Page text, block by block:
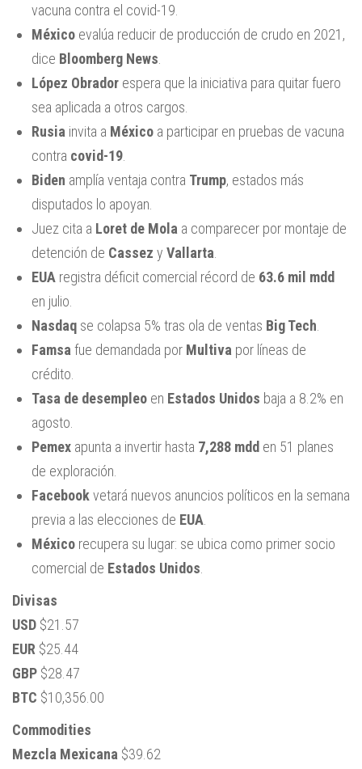
vacuna contra el covid-19.
Méxicoevalúa reducir de producción de crudo en 2021,
dice Bloomberg News
López Obradorespera que la iniciativa para quitar fuero
sea aplicada a otros cargos.
Rusia invita a Méxicoa participar en pruebas de vacuna
contra covid-19.
Biden amplía ventaja contra Trump, estados más
disputados lo apoyan.
Juez cita a Loret de Mola a comparecer por montaje de
detención de Cassez y Vallarta
EUAregistra déficit comercial récord de 63.6 mil mdd
en julio.
Nasdaqse colapsa 5% tras ola de ventas Big Tech
Famsa fue demandada por Multiva por líneas de
crédito.
Tasa de desempleoen Estados Unidos baja a 8.2% en
agosto.
Pemexapunta a invertir hasta 7,288 mdd en 51 planes
de exploración.
Facebookvetará nuevos anuncios políticos en la semana
previa a las elecciones de EUA.
Méxicorecupera su lugar: se ubica como primer socio
comercial de Estados Unidos
Divisas
USD $21.57
EUR $25.44
GBP $28.47
BTC $10,356.00
Commodities
Mezcla Mexicana $39.62